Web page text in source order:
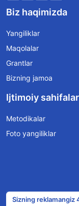
Biz haqimizda
Yangiliklar
Maqolalar
Grantlar
Bizning jamoa
Ijtimoiy sahifalar
Metodikalar
Foto yangiliklar
Sizning